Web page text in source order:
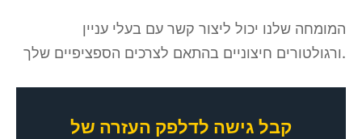
המומחה שלנו יכול ליצור קשר עם בעלי עניין
ורגולטורים חיצוניים בהתאם לצרכים הספציפיים שלך.
קבל גישה לדלפק העזרה של